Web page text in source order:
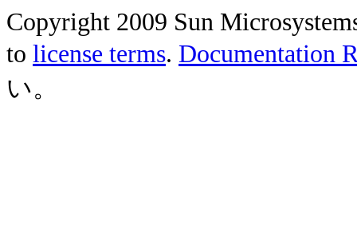
Copyright 2009 Sun
to license terms. Documentation
い。